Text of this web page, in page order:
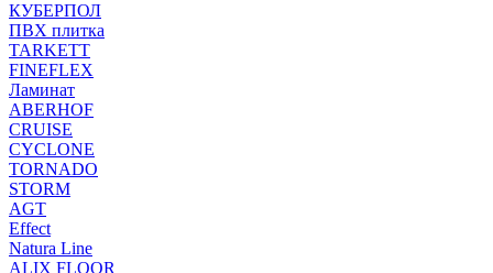
КУБЕРПОЛ
ПВХ плитка
TARKETT
FINEFLEX
Ламинат
ABERHOF
CRUISE
CYCLONE
TORNADO
STORM
AGT
Effect
Natura Line
ALIX FLOOR